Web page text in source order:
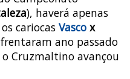
), haverá apenas
cariocas Vasco x
ano passado
Cruzmaltino avançou